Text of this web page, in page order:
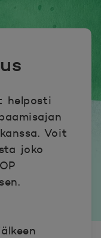
helposti
Voit
joko